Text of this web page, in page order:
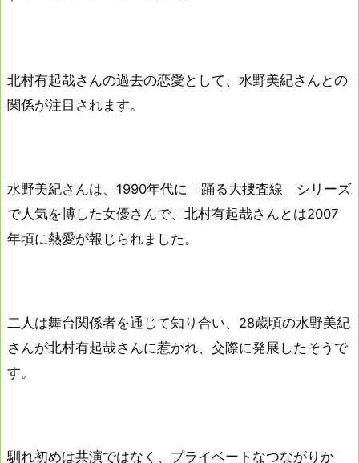
北村有起哉さんの過去の恋愛として、水野美紀さんとの
関係が注目されます。
水野美紀さんは、1990年代に「踊る大捜査線」シリーズ
で人気を博した女優さんで、北村有起哉さんとは2007
年頃に熱愛が報じられました。
二人は舞台関係者を通じて知り合い、28歳頃の水野美紀
さんが北村有起哉さんに惹かれ、交際に発展したそうで
す。
馴れ初めは共演ではなく、プライベートなつながりか